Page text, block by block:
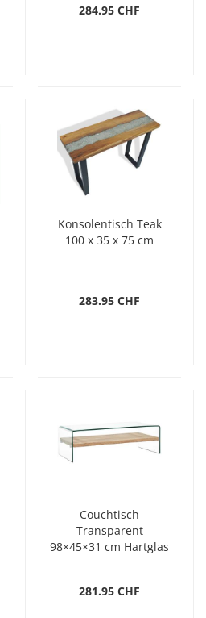
284.95 CHF
Konsolentisch Teak
100 x 35 x 75 cm
283.95 CHF
Couchtisch
Transparent
98×45×31 cm Hartglas
281.95 CHF